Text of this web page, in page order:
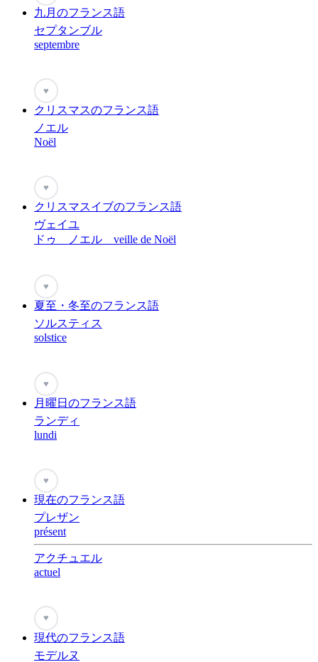
九月のフランス語
セプタンブル
septembre
♥
クリスマスのフランス語
ノエル
Noël
♥
クリスマスイブのフランス語
ヴェイユ
ドゥ ノエル veille de Noël
♥
夏至・冬至のフランス語
ソルスティス
solstice
♥
月曜日のフランス語
ランディ
lundi
♥
現在のフランス語
プレザン
présent
アクチュエル
actuel
♥
現代のフランス語
モデルヌ